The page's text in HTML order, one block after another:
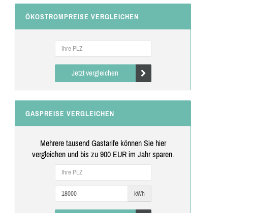
ÖKOSTROMPREISE VERGLEICHEN
Jetzt vergleichen
GASPREISE VERGLEICHEN
Mehrere tausend Gastarife können Sie hier
vergleichen und bis zu 900 EUR im Jahr sparen.
kWh